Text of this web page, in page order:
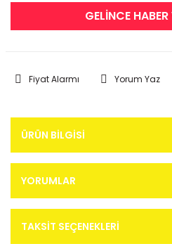
GELİNCE HABER
Fiyat Alarmı Yorum Yaz
ÜRÜN BILGISI
YORUMLAR
TAKSIT SEÇENEKLERI